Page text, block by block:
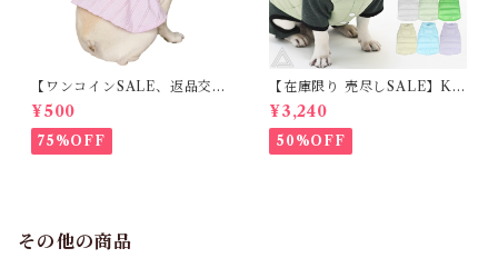
【ワンコインSALE、返品交換
不可】KM171SK フレンチブ
ルドック 犬服 女の子 ピンク
スカート
¥500
75%OFF
【在庫限り 売尽しSALE】K
M952Tダウンベスト 100%ダ
ウン・フェザー 犬 犬服 ダウン
ジャケット ベスト フレンチブ
ルドッグ 冬服 極暖 暖かい 可
¥3,240
50%OFF
その他の商品